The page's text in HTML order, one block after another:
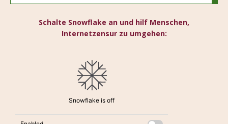
Schalte Snowflake an und hilf Menschen,
Internetzensur zu umgehen: